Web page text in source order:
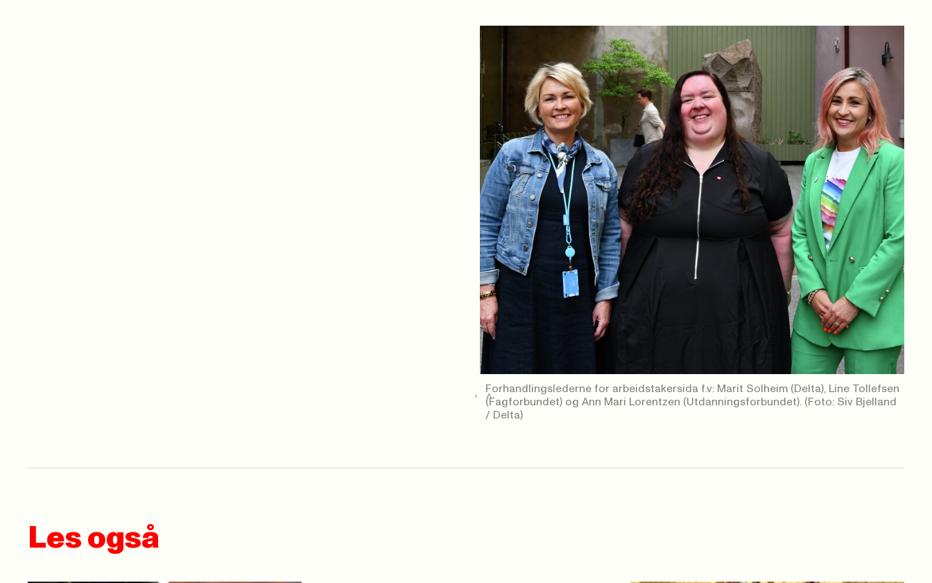
->
Forhandlingslederne for arbeidstakersida f.v: Marit Solheim (Delta), Line Tollefsen
(Fagforbundet) og Ann Mari Lorentzen (Utdanningsforbundet). (Foto: Siv Bjelland
/ Delta)
Les også